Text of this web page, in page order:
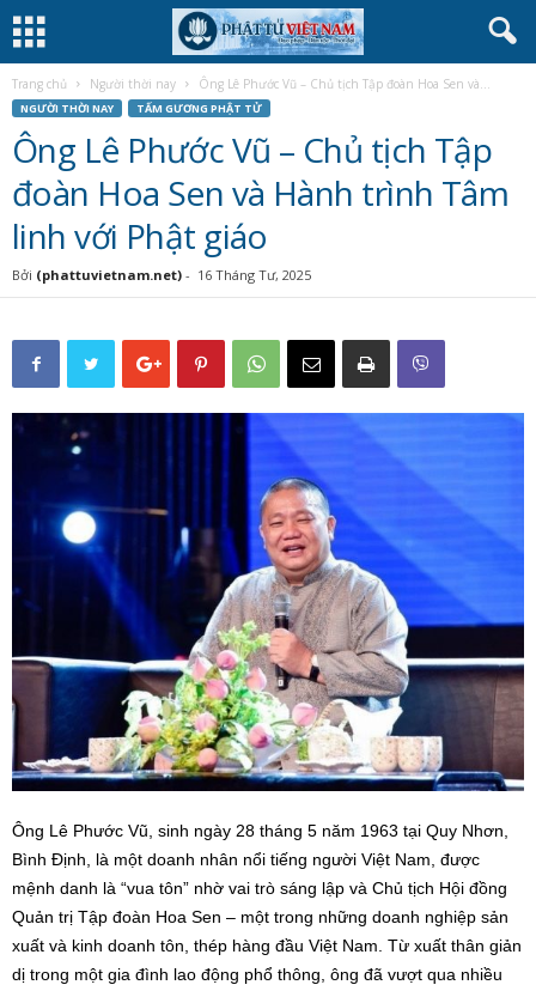
Trang chủ Người thời nay Ông Lê Phước Vũ – Chủ tịch Tập đoàn Hoa Sen và...
NGƯỜI THỜI NAY TẤM GƯƠNG PHẬT TỬ
Ông Lê Phước Vũ – Chủ tịch Tập
đoàn Hoa Sen và Hành trình Tâm
linh với Phật giáo
Bởi (phattuvietnam.net) - 16 Tháng Tư, 2025
Ông Lê Phước Vũ, sinh ngày 28 tháng 5 năm 1963 tại Quy Nhơn,
Bình Định, là một doanh nhân nổi tiếng người Việt Nam, được
mệnh danh là “vua tôn” nhờ vai trò sáng lập và Chủ tịch Hội đồng
Quản trị Tập đoàn Hoa Sen – một trong những doanh nghiệp sản
xuất và kinh doanh tôn, thép hàng đầu Việt Nam. Từ xuất thân giản
dị trong một gia đình lao động phổ thông, ông đã vượt qua nhiều